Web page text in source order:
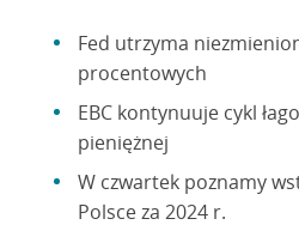
Fed utrzyma
procentowych
EBC kontynuuje cykl
pieniężnej
W czwartek poznamy
Polsce za 2024 r.